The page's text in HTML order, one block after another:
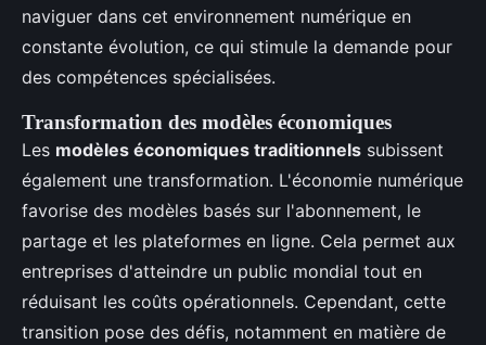
naviguer dans cet environnement numérique en
constante évolution, ce qui stimule la demande pour
des compétences spécialisées.
Transformation des modèles économiques
Les modèles économiques traditionnels subissent
également une transformation. L'économie numérique
favorise des modèles basés sur l'abonnement, le
partage et les plateformes en ligne. Cela permet aux
entreprises d'atteindre un public mondial tout en
réduisant les coûts opérationnels. Cependant, cette
transition pose des défis, notamment en matière de